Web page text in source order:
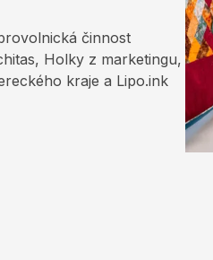
činnost
Holky z marketingu,
kraje a Lipo.ink